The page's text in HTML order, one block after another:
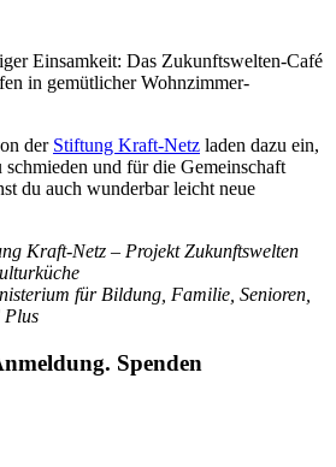
Einsamkeit: Das Zukunftswelten-Café
in gemütlicher Wohnzimmer-
der Stiftung Kraft-Netz laden dazu ein,
schmieden und für die Gemeinschaft
du auch wunderbar leicht neue
Kraft-Netz – Projekt Zukunftswelten
für Bildung, Familie, Senioren,
Plus
Spenden